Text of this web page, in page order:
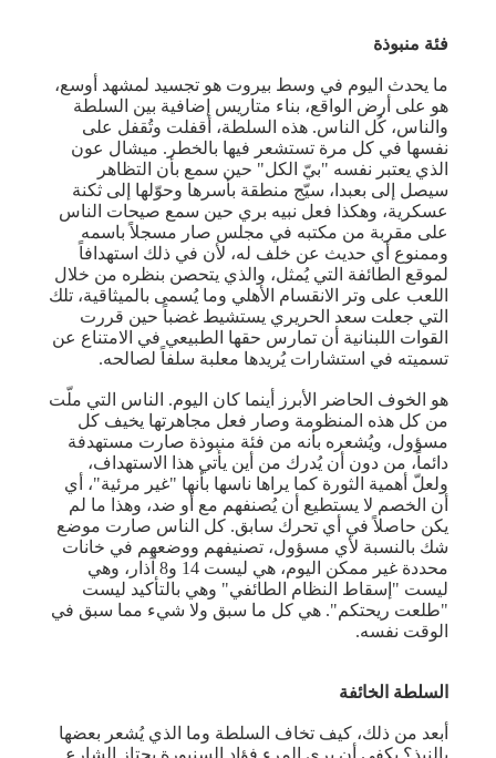
فئة منبوذة
ما يحدث اليوم في وسط بيروت هو تجسيد لمشهد أوسع،
هو على أرض الواقع، بناء متاريس إضافية بين السلطة
والناس، كُل الناس. هذه السلطة، أقفلت وتُقفل على
نفسها في كل مرة تستشعر فيها بالخطر. ميشال عون
الذي يعتبر نفسه "بيّ الكل" حين سمع بأن التظاهر
سيصل إلى بعبدا، سيّج منطقة بأسرها وحوّلها إلى ثكنة
عسكرية، وهكذا فعل نبيه بري حين سمع صيحات الناس
على مقربة من مكتبه في مجلس صار مسجلاً باسمه
وممنوع أي حديث عن خلف له، لأن في ذلك استهدافاً
لموقع الطائفة التي يُمثل، والذي يتحصن بنظره من خلال
اللعب على وتر الانقسام الأهلي وما يُسمى بالميثاقية، تلك
التي جعلت سعد الحريري يستشيط غضباً حين قررت
القوات اللبنانية أن تمارس حقها الطبيعي في الامتناع عن
تسميته في استشارات يُريدها معلبة سلفاً لصالحه.
هو الخوف الحاضر الأبرز أينما كان اليوم. الناس التي ملّت
من كل هذه المنظومة وصار فعل مجاهرتها يخيف كل
مسؤول، ويُشعره بأنه من فئة منبوذة صارت مستهدفة
دائماً، من دون أن يُدرك من أين يأتي هذا الاستهداف،
ولعلّ أهمية الثورة كما يراها ناسها بأنها "غير مرئية"، أي
أن الخصم لا يستطيع أن يُصنفهم مع أو ضد، وهذا ما لم
يكن حاصلاً في أي تحرك سابق. كل الناس صارت موضع
شك بالنسبة لأي مسؤول، تصنيفهم ووضعهم في خانات
محددة غير ممكن اليوم، هي ليست 14 و8 آذار، وهي
ليست "إسقاط النظام الطائفي" وهي بالتأكيد ليست
"طلعت ريحتكم". هي كل ما سبق ولا شيء مما سبق في
الوقت نفسه.
السلطة الخائفة
أبعد من ذلك، كيف تخاف السلطة وما الذي يُشعر بعضها